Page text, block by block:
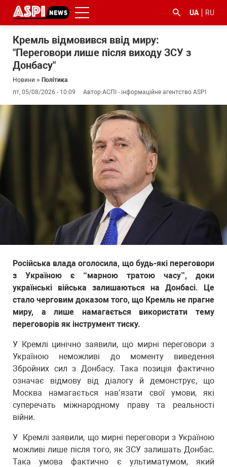
UA RU
Кремль відмовився ввід миру:
"Переговори лише після виходу ЗСУ з
Донбасу"
Новини » Політика
пт, 05/08/2026 - 10:09
Автор:АСПІ - інформаційне агентство ASPI
Російська влада оголосила, що будь-які переговори
з Україною є “марною тратою часу”, доки
українські війська залишаються на Донбасі. Це
стало черговим доказом того, що Кремль не прагне
миру, а лише намагається використати тему
переговорів як інструмент тиску.
У Кремлі цинічно заявили, що мирні переговори з
Україною неможливі до моменту виведення
Збройних сил з Донбасу. Така позиція фактично
означає відмову від діалогу й демонструє, що
Москва намагається нав’язати свої умови, які
суперечать міжнародному праву та реальності
війни.
У Кремлі заявили, що мирні переговори з Україною
можливі лише після того, як ЗСУ залишать Донбас.
Така умова фактично є ультиматумом, який
#ООС #ДФС #Київ